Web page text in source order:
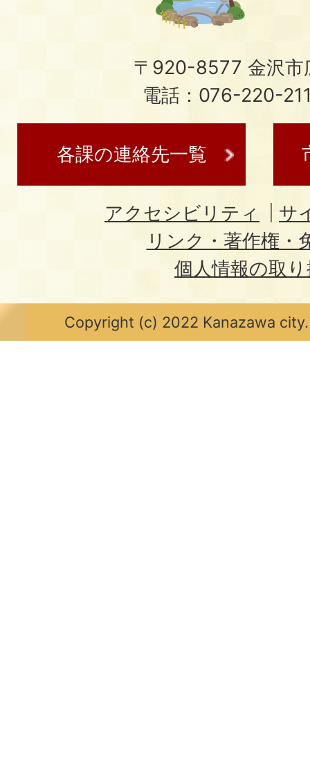
〒920-8577 金沢市
電話：076-220-
各課の連絡先一覧
アクセシビリティ
サ
リンク・著作権・
個人情報の取
Copyright (c) 2022 Kanazawa